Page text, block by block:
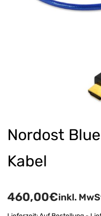
Nordost
Kabel
460,00€inkl.